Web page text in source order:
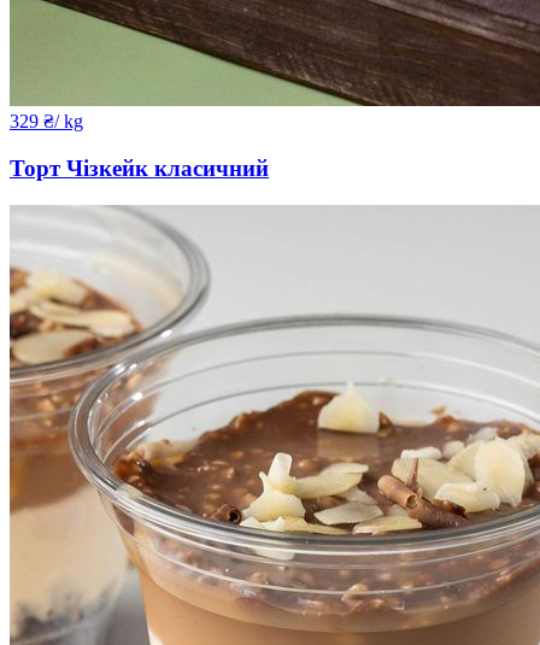
329 ₴/ kg
Торт Чізкейк класичний